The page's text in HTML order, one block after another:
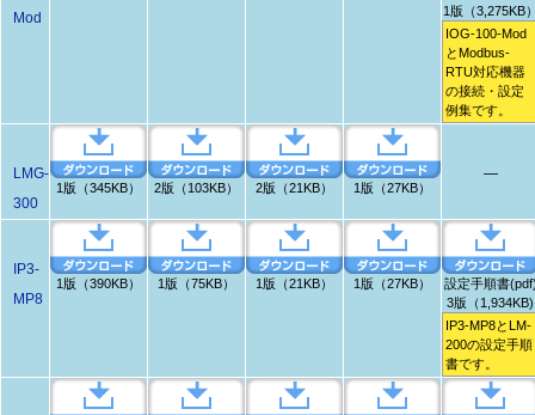
Mod
1版（3,275KB
IOG-100-Mod
とModbus-
RTU対応機器
の接続・設定
例集です。
LMG-
300
1版（345KB） 2版（103KB） 2版（21KB） 1版（27KB）
―
IP3-
MP8
1版（390KB） 1版（75KB） 1版（21KB） 1版（27KB）
設定手順書
3版（1,934KB)
IP3-MP8とLM-
200の設定手順
書です。